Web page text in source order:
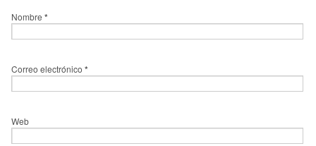
Nombre *
Correo electrónico *
Web